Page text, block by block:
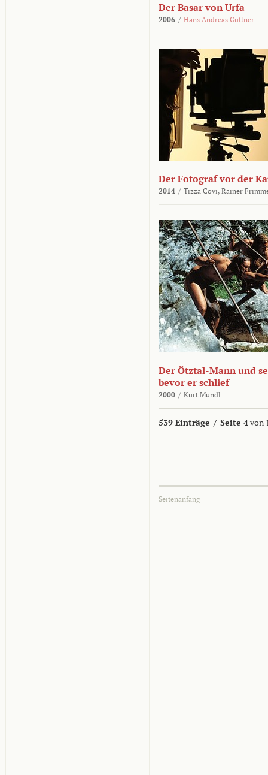
Der Basar von Urfa
2006 / Hans Andreas Guttner
Der Fotograf vor der
2014 / Tizza Covi, Rainer
Der Ötztal-Mann und
bevor er schlief
2000 / Kurt Mündl
539 Einträge / Seite 4von
Seitenanfang